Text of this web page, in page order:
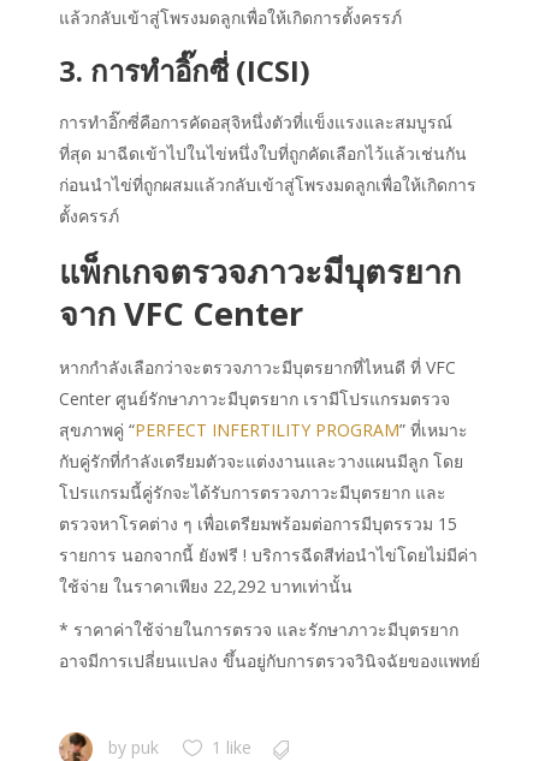
แล้วกลับเข้าสู่โพรงมดลูกเพื่อให้เกิดการตั้งครรภ์
3. การทำอิ๊กซี่ (ICSI)
การทำอิ๊กซี่คือการคัดอสุจิหนึ่งตัวที่แข็งแรงและสมบูรณ์
ที่สุด มาฉีดเข้าไปในไข่หนึ่งใบที่ถูกคัดเลือกไว้แล้วเช่นกัน
ก่อนนำไข่ที่ถูกผสมแล้วกลับเข้าสู่โพรงมดลูกเพื่อให้เกิดการ
ตั้งครรภ์
แพ็กเกจตรวจภาวะมีบุตรยาก
จาก VFC Center
หากกำลังเลือกว่าจะตรวจภาวะมีบุตรยากที่ไหนดี ที่ VFC
Center ศูนย์รักษาภาวะมีบุตรยาก เรามีโปรแกรมตรวจ
สุขภาพคู่ “PERFECT INFERTILITY PROGRAM” ที่เหมาะ
กับคู่รักที่กำลังเตรียมตัวจะแต่งงานและวางแผนมีลูก โดย
โปรแกรมนี้คู่รักจะได้รับการตรวจภาวะมีบุตรยาก และ
ตรวจหาโรคต่าง ๆ เพื่อเตรียมพร้อมต่อการมีบุตรรวม 15
รายการ นอกจากนี้ ยังฟรี ! บริการฉีดสีท่อนำไข่โดยไม่มีค่า
ใช้จ่าย ในราคาเพียง 22,292 บาทเท่านั้น
* ราคาค่าใช้จ่ายในการตรวจ และรักษาภาวะมีบุตรยาก
อาจมีการเปลี่ยนแปลง ขึ้นอยู่กับการตรวจวินิจฉัยของแพทย์
by puk 1 like